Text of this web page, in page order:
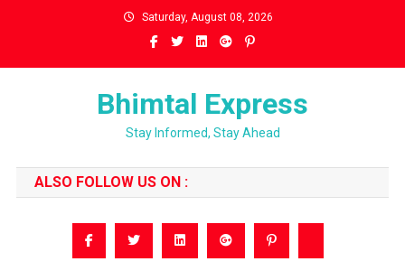
Saturday, August 08, 2026
Bhimtal Express
Stay Informed, Stay Ahead
ALSO FOLLOW US ON :